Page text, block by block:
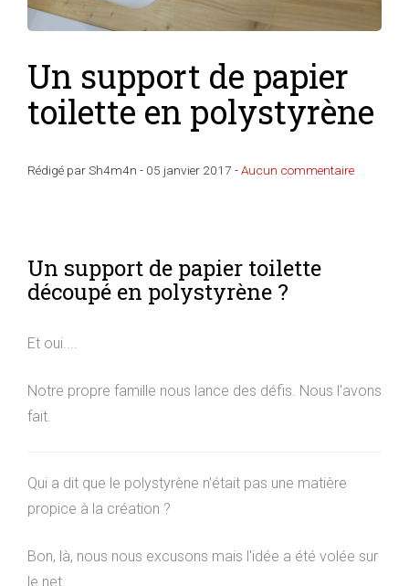
Un support de papier
toilette en polystyrène
Rédigé par Sh4m4n - 05 janvier 2017 -Aucun commentaire
Un support de papier toilette
découpé en polystyrène ?
Et oui....
Notre propre famille nous lance des défis. Nous l'avons
fait.
Qui a dit que le polystyrène n'était pas une matière
propice à la création ?
Bon, là, nous nous excusons mais l'idée a été volée sur
le net.